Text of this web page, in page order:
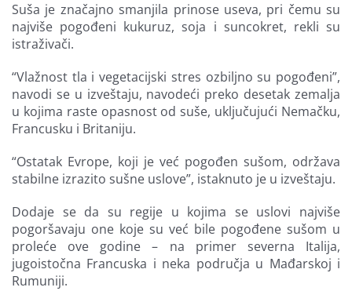
Suša je značajno smanjila prinose useva, pri čemu su
najviše pogođeni kukuruz, soja i suncokret, rekli su
istraživači.
“Vlažnost tla i vegetacijski stres ozbiljno su pogođeni”,
navodi se u izveštaju, navodeći preko desetak zemalja
u kojima raste opasnost od suše, uključujući Nemačku,
Francusku i Britaniju.
“Ostatak Evrope, koji je već pogođen sušom, održava
stabilne izrazito sušne uslove”, istaknuto je u izveštaju.
Dodaje se da su regije u kojima se uslovi najviše
pogoršavaju one koje su već bile pogođene sušom u
proleće ove godine – na primer severna Italija,
jugoistočna Francuska i neka područja u Mađarskoj i
Rumuniji.